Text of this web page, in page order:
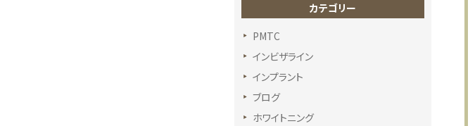
カテゴリー
PMTC
インビザライン
インプラント
ブログ
ホワイトニング